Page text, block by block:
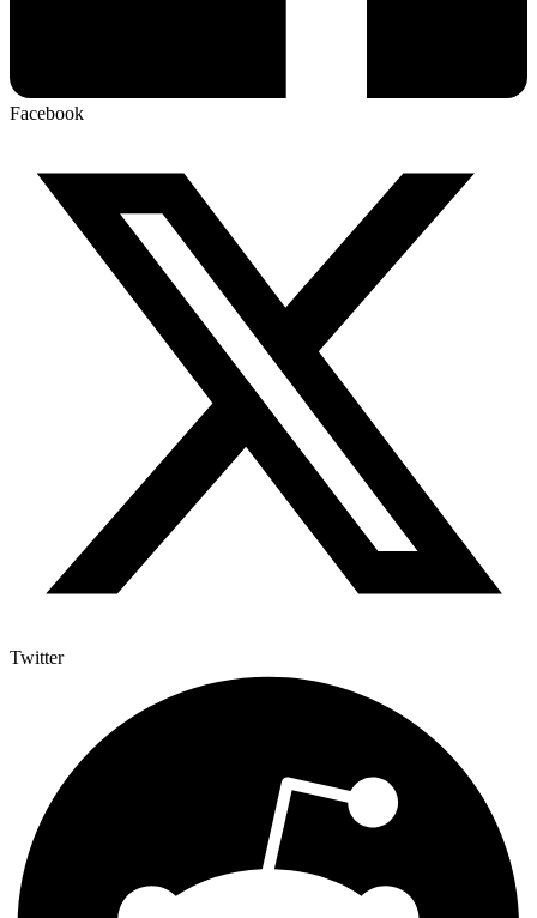
Facebook
Twitter